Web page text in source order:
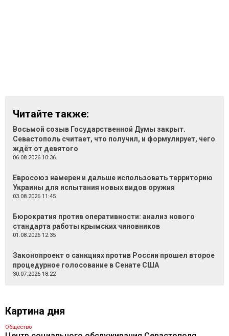
Читайте также:
Восьмой созыв Государственной Думы закрыт.
Севастополь считает, что получил, и формулирует, чего
ждёт от девятого
06.08.2026 10:36
Евросоюз намерен и дальше использовать территорию
Украины для испытания новых видов оружия
03.08.2026 11:45
Бюрократия против оперативности: анализ нового
стандарта работы крымских чиновников
01.08.2026 12:35
Законопроект о санкциях против России прошел второе
процедурное голосование в Сенате США
30.07.2026 18:22
Картина дня
Общество